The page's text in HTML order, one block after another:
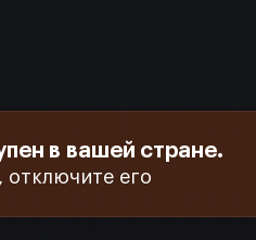
в вашей стране.
отключите его